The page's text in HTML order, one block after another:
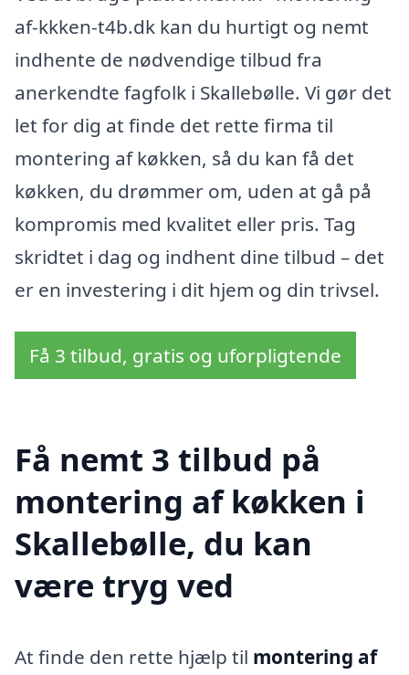
af-kkken-t4b.dk kan du hurtigt og nemt
indhente de nødvendige tilbud fra
anerkendte fagfolk i Skallebølle. Vi gør det
let for dig at finde det rette firma til
montering af køkken, så du kan få det
køkken, du drømmer om, uden at gå på
kompromis med kvalitet eller pris. Tag
skridtet i dag og indhent dine tilbud – det
er en investering i dit hjem og din trivsel.
Få 3 tilbud, gratis og uforpligtende
Få nemt 3 tilbud på
montering af køkken i
Skallebølle, du kan
være tryg ved
At finde den rette hjælp til montering af